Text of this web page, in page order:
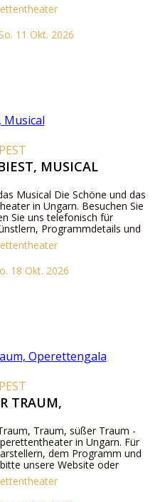
11 Okt. 2026
MUSICAL
Musical Die Schöne und das
in Ungarn. Besuchen Sie
Sie uns telefonisch für
Programmdetails und
18 Okt. 2026
TRAUM,
Traum, süßer Traum -
in Ungarn. Für
dem Programm und
unsere Website oder